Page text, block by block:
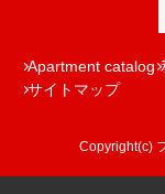
Apartment catalog
サイトマップ
Copyright(c)